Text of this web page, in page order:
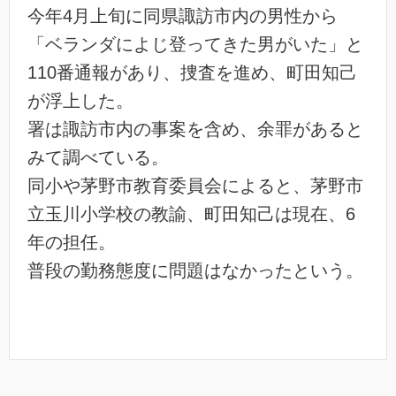
今年4月上旬に同県諏訪市内の男性から
「ベランダによじ登ってきた男がいた」と
110番通報があり、捜査を進め、町田知己
が浮上した。
署は諏訪市内の事案を含め、余罪があると
みて調べている。
同小や茅野市教育委員会によると、茅野市
立玉川小学校の教諭、町田知己は現在、6
年の担任。
普段の勤務態度に問題はなかったという。